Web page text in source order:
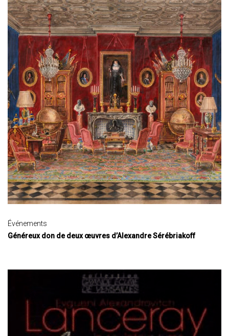
Événements
Généreux don de deux œuvres d’Alexandre Sérébriakoff